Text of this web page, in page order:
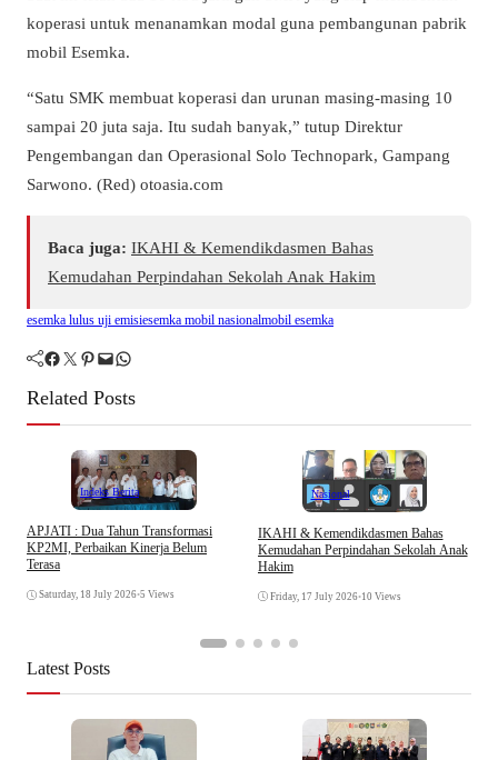
koperasi untuk menanamkan modal guna pembangunan pabrik
mobil Esemka.
“Satu SMK membuat koperasi dan urunan masing-masing 10
sampai 20 juta saja. Itu sudah banyak,” tutup Direktur
Pengembangan dan Operasional Solo Technopark, Gampang
Sarwono. (Red) otoasia.com
Baca juga: IKAHI & Kemendikdasmen Bahas
Kemudahan Perpindahan Sekolah Anak Hakim
esemka lulus uji emisiesemka mobil nasionalmobil esemka
Facebook Twitter Pinterest Mail WhatsApp
Related Posts
Indeks Berita
APJATI : Dua Tahun Transformasi
KP2MI, Perbaikan Kinerja Belum
Terasa
Saturday, 18 July 2026•5 Views
Nasional
IKAHI & Kemendikdasmen Bahas
Kemudahan Perpindahan Sekolah Anak
Hakim
Friday, 17 July 2026•10 Views
Latest Posts